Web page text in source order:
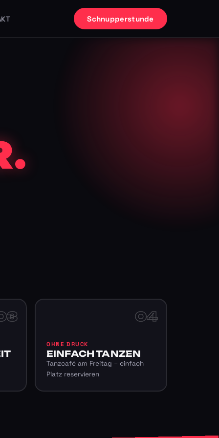
Schnupperstunde
04
OHNE DRUCK
EINFACH TANZEN
Tanzcafé am Freitag – einfach
Platz reservieren